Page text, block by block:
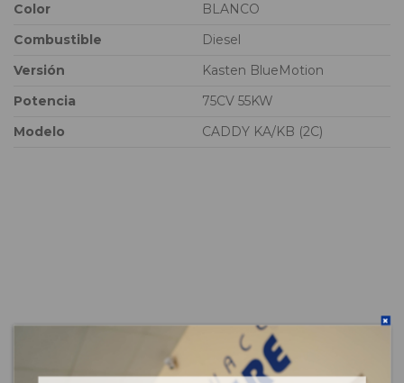
Color
BLANCO
Combustible
Diesel
Versión
Kasten BlueMotion
Potencia
75CV 55KW
Modelo
CADDY KA/KB (2C)